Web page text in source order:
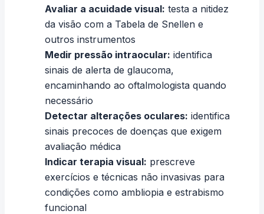
Avaliar a acuidade visual: testa a nitidez
da visão com a Tabela de Snellen e
outros instrumentos
Medir pressão intraocular: identifica
sinais de alerta de glaucoma,
encaminhando ao oftalmologista quando
necessário
Detectar alterações oculares: identifica
sinais precoces de doenças que exigem
avaliação médica
Indicar terapia visual: prescreve
exercícios e técnicas não invasivas para
condições como ambliopia e estrabismo
funcional